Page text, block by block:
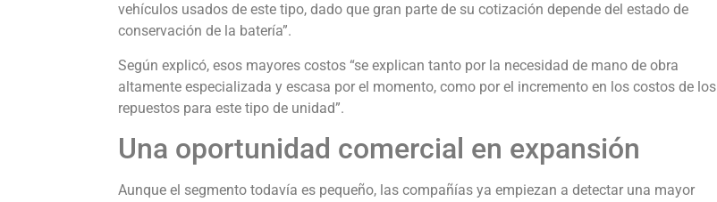
vehículos usados de este tipo, dado que gran parte de su cotización depende del estado de
conservación de la batería”.
Según explicó, esos mayores costos “se explican tanto por la necesidad de mano de obra
altamente especializada y escasa por el momento, como por el incremento en los costos de los
repuestos para este tipo de unidad”.
Una oportunidad comercial en expansión
Aunque el segmento todavía es pequeño, las compañías ya empiezan a detectar una mayor